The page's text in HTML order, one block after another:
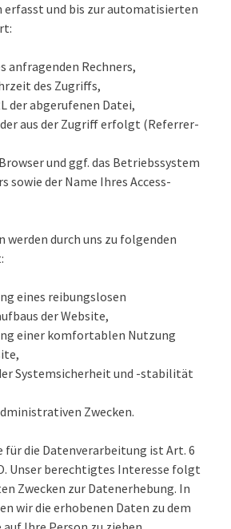
erfasst und bis zur automatisierten
anfragenden Rechners,
des Zugriffs,
der abgerufenen Datei,
aus der Zugriff erfolgt (Referrer-
und ggf. das Betriebssystem
sowie der Name Ihres Access-
werden durch uns zu folgenden
eines reibungslosen
der Website,
einer komfortablen Nutzung
Systemsicherheit und -stabilität
Zwecken.
für die Datenverarbeitung ist Art. 6
Unser berechtigtes Interesse folgt
Zwecken zur Datenerhebung. In
wir die erhobenen Daten zu dem